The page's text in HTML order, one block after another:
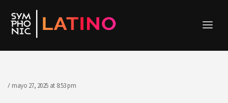
mayo 27, 2025 at 8:53 pm